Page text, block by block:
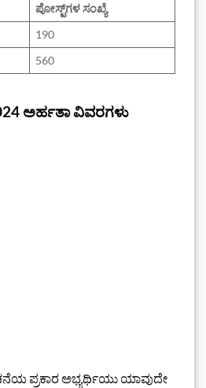
ಪೋಸ್ಟ್‌ಗಳ ಸಂಖ್ಯೆ
190
560
ಅರ್ಹತಾ ವಿವರಗಳು
ಪ್ರಕಾರ ಅಭ್ಯರ್ಥಿಯು ಯಾವುದೇ